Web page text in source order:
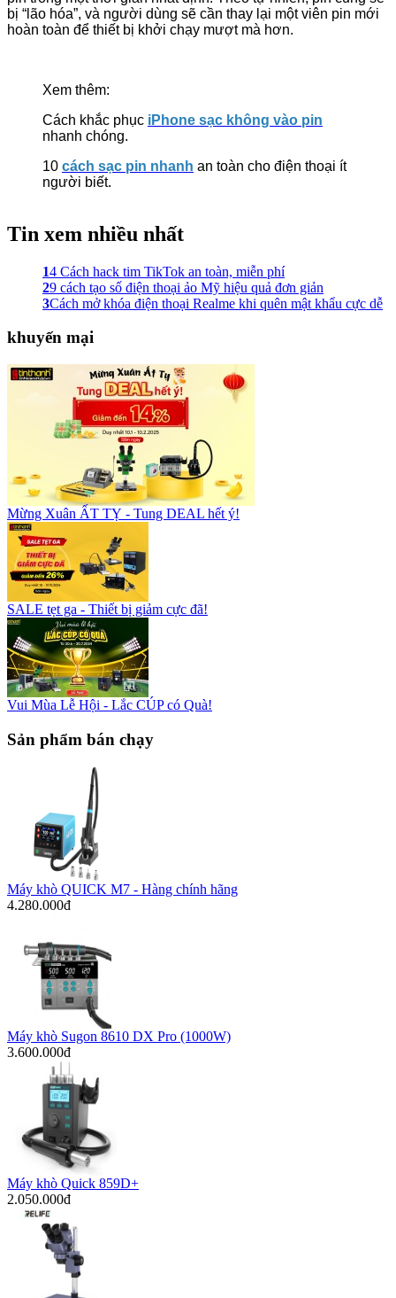
bị “lão hóa”, và người dùng sẽ cần thay lại một viên pin mới
hoàn toàn để thiết bị khởi chạy mượt mà hơn.
Xem thêm:
Cách khắc phục iPhone sạc không vào pin
nhanh chóng.
10 cách sạc pin nhanh an toàn cho điện thoại ít
người biết.
Tin xem nhiều nhất
14 Cách hack tim TikTok an toàn, miễn phí
29 cách tạo số điện thoại ảo Mỹ hiệu quả đơn giản
3Cách mở khóa điện thoại Realme khi quên mật khẩu cực dễ
khuyến mại
Mừng Xuân ẤT TỴ - Tung DEAL hết ý!
SALE tẹt ga - Thiết bị giảm cực đã!
Vui Mùa Lễ Hội - Lắc CÚP có Quà!
Sản phẩm bán chạy
Máy khò QUICK M7 - Hàng chính hãng
4.280.000đ
Máy khò Sugon 8610 DX Pro (1000W)
3.600.000đ
Máy khò Quick 859D+
2.050.000đ